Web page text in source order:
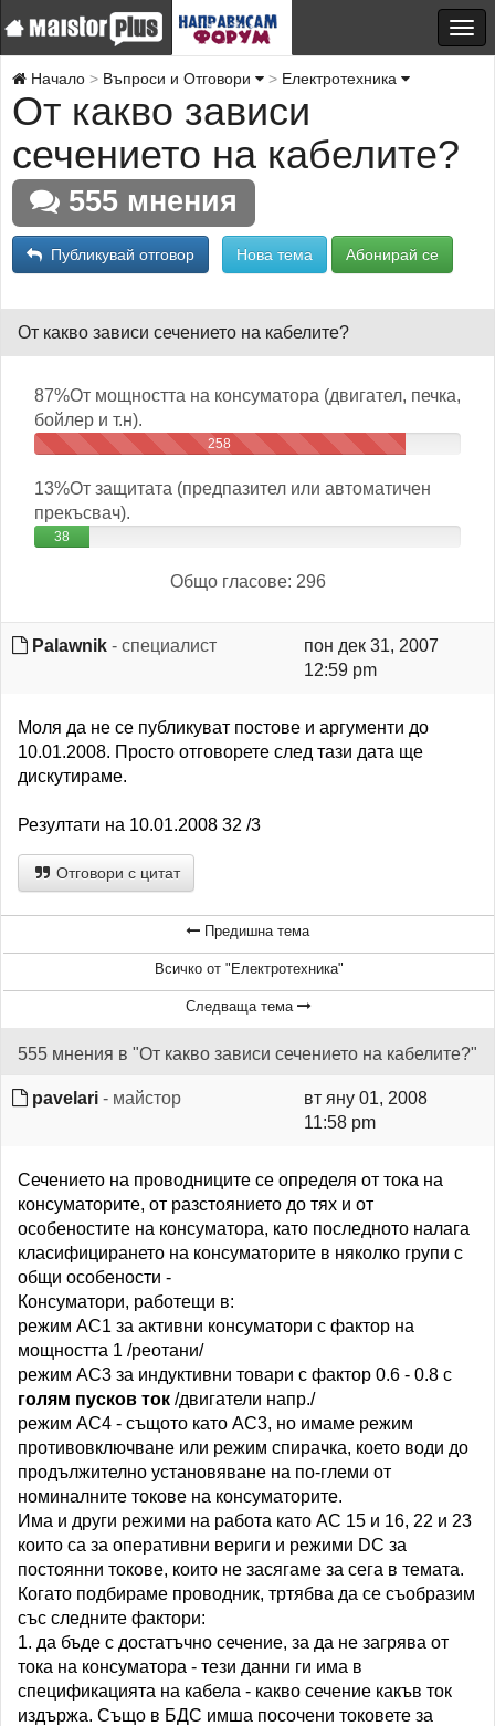
Начало Въпроси и Отговори Електротехника
От какво зависи
сечението на кабелите?
555 мнения
Публикувай отговор Нова тема Абонирай се
От какво зависи сечението на кабелите?
87%От мощността на консуматора (двигател, печка,
бойлер и т.н).
258
13%От защитата (предпазител или автоматичен
прекъсвач).
38
Общо гласове: 296
Palawnik - специалист
пон дек 31, 2007
12:59 pm
Моля да не се публикуват постове и аргументи до
10.01.2008. Просто отговорете след тази дата ще
дискутираме.
Резултати на 10.01.2008 32 /3
Отговори с цитат
Предишна тема
Всичко от "Електротехника"
Следваща тема
555 мнения в "От какво зависи сечението на кабелите?"
pavelari - майстор
вт яну 01, 2008
11:58 pm
Сечението на проводниците се определя от тока на
консуматорите, от разстоянието до тях и от
особеностите на консуматора, като последното налага
класифицирането на консуматорите в няколко групи с
общи особености -
Консуматори, работещи в:
режим АС1 за активни консуматори с фактор на
мощността 1 /реотани/
режим АС3 за индуктивни товари с фактор 0.6 - 0.8 с
голям пусков ток /двигатели напр./
режим АС4 - същото като АС3, но имаме режим
противовключване или режим спирачка, което води до
продължително установяване на по-глеми от
номиналните токове на консуматорите.
Има и други режими на работа като АС 15 и 16, 22 и 23
които са за оперативни вериги и режими DC за
постоянни токове, които не засягаме за сега в темата.
Когато подбираме проводник, тртябва да се съобразим
със следните фактори:
1. да бъде с достатъчно сечение, за да не загрява от
тока на консуматора - тези данни ги има в
спецификацията на кабела - какво сечение какъв ток
издържа. Също в БДС имша посочени токовете за